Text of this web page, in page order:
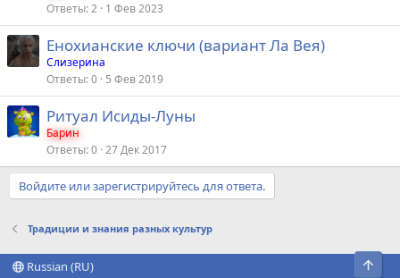
Ответы 2 1 Фев 2023
Енохианские ключи (вариант Ла Вея)
Слизерина
Ответы 0 5 Фев 2019
Ритуал Исиды-Луны
Барин
Ответы 0 27 Дек 2017
Войдите или зарегистрируйтесь для ответа.
Традиции и знания разных культур
Russian (RU)